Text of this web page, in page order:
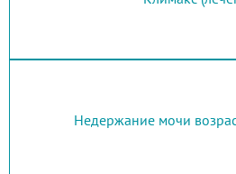
Недержание мочи